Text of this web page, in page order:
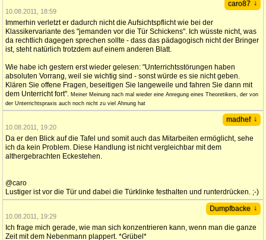
caro87 ↓
10.08.2011, 18:59
Immerhin verletzt er dadurch nicht die Aufsichtspflicht wie bei der
Klassikervariante des "jemanden vor die Tür Schickens". Ich wüsste nicht, was
da rechtlich dagegen sprechen sollte - dass das pädagogisch nicht der Bringer
ist, steht natürlich trotzdem auf einem anderen Blatt.
Wie habe ich gestern erst wieder gelesen: "Unterrichtsstörungen haben
absoluten Vorrang, weil sie wichtig sind - sonst würde es sie nicht geben.
Klären Sie offene Fragen, beseitigen Sie langeweile und fahren Sie dann mit
dem Unterricht fort". Meiner Meinung nach mal wieder eine Anregung eines Theoretikers, der von
der Unterrichtspraxis auch noch nicht zu viel Ahnung hat
madhef ↓
10.08.2011, 19:20
Da er den Blick auf die Tafel und somit auch das Mitarbeiten ermöglicht, sehe
ich da kein Problem. Diese Handlung ist nicht vergleichbar mit dem
althergebrachten Eckestehen.
@caro
Lustiger ist vor die Tür und dabei die Türklinke festhalten und runterdrücken. ;-)
Dumpfbacke ↓
10.08.2011, 19:29
Ich frage mich gerade, wie man sich konzentrieren kann, wenn man die ganze
Zeit mit dem Nebenmann plappert. *Grübel*